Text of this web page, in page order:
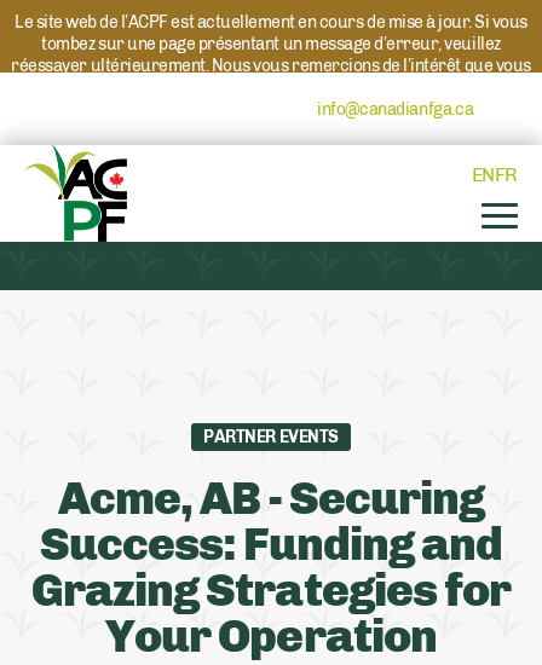
Le site web de l’ACPF est actuellement en cours de mise à jour. Si vous
tombez sur une page présentant un message d’erreur, veuillez
réessayer ultérieurement. Nous vous remercions de l’intérêt que vous
info@canadianfga.caet nous
ENFR
PARTNER EVENTS
Acme, AB - Securing
Success: Funding and
Grazing Strategies for
Your Operation